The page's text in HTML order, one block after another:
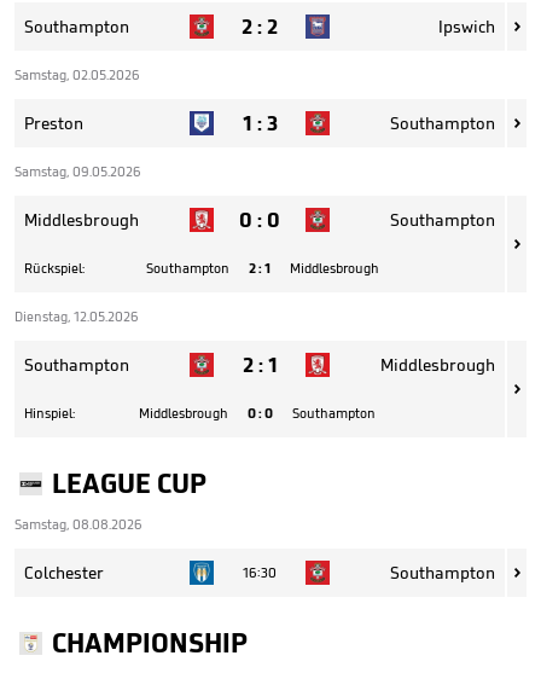
Southampton 2:2 Ipswich 
Samstag, 02.05.2026
Preston 1 :3 Southampton 
Samstag, 09.05.2026
Middlesbrough 0 : 0 Southampton
Rückspiel: Southampton 2:1 Middlesbrough

Dienstag, 12.05.2026
Southampton 2:1 Middlesbrough
Hinspiel: Middlesbrough 0:0 Southampton

LEAGUE CUP
Samstag, 08.08.2026
Colchester 16:30 Southampton 
CHAMPIONSHIP